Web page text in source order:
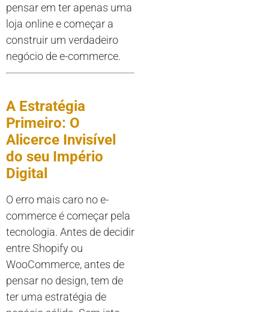
pensar em ter apenas uma
loja online e começar a
construir um verdadeiro
negócio de e-commerce.
A Estratégia
Primeiro: O
Alicerce Invisível
do seu Império
Digital
O erro mais caro no e-
commerce é começar pela
tecnologia. Antes de decidir
entre Shopify ou
WooCommerce, antes de
pensar no design, tem de
ter uma estratégia de